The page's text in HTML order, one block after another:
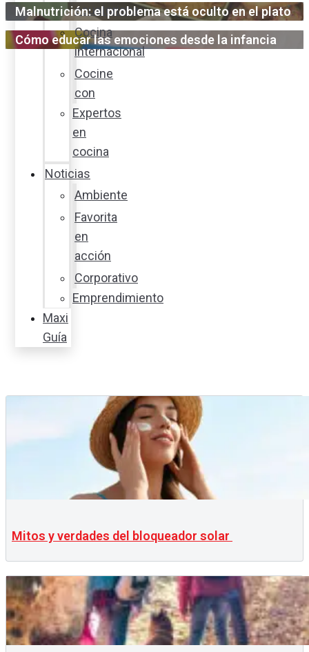
ecuatoriana
Cocina
internacional
Cocine
con
Expertos
en
cocina
Noticias
Ambiente
Favorita
en
acción
Corporativo
Emprendimiento
Maxi
Guía
Malnutrición: el problema está oculto en el plato
Cómo educar las emociones desde la infancia
Mitos y verdades del bloqueador solar